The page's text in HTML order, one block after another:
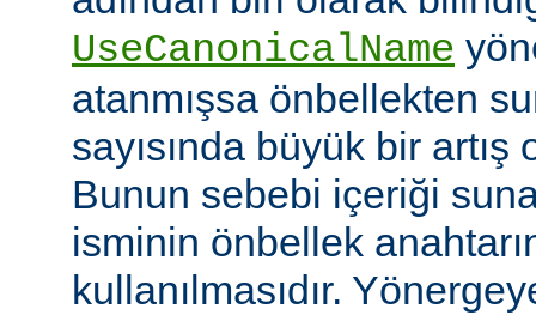
UseCanonicalName
atanmışsa önbellekten
sayısında büyük bir
Bunun sebebi içeriği
isminin önbellek
kullanılmasıdır.